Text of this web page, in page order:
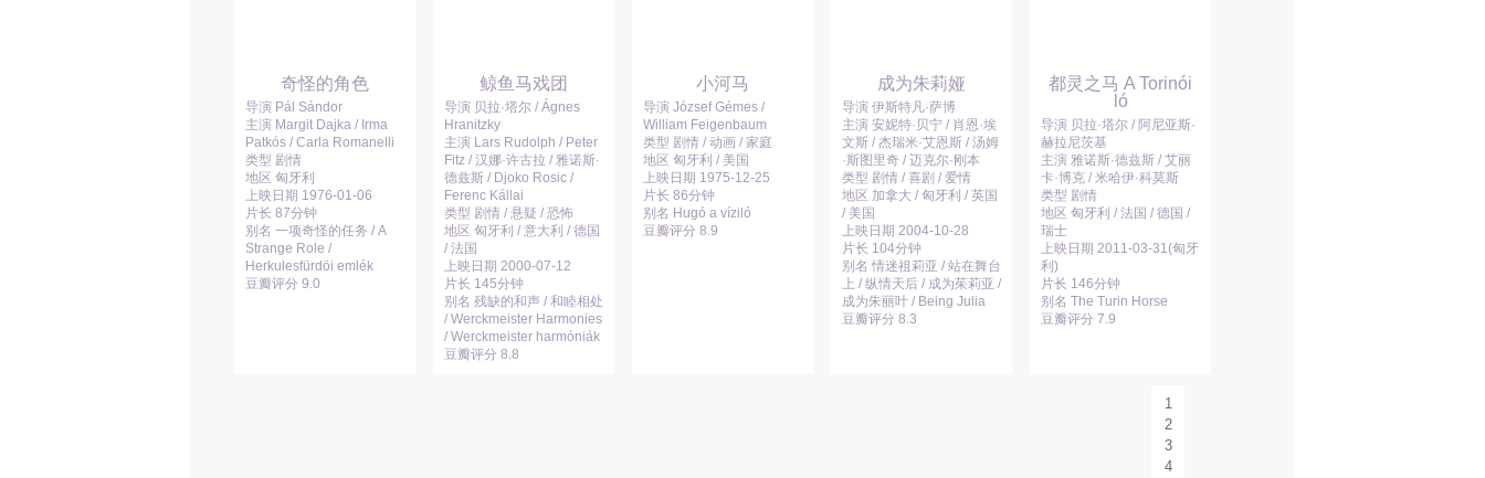
奇怪的角色
导演 Pál Sándor
主演 Margit Dajka / Irma
Patkós / Carla Romanelli
类型 剧情
地区 匈牙利
上映日期 1976-01-06
片长 87分钟
别名 一项奇怪的任务 / A
Strange Role /
Herkulesfürdöi emlék
豆瓣评分 9.0
鲸鱼马戏团
导演 贝拉·塔尔 / Ágnes
Hranitzky
主演 Lars Rudolph / Peter
Fitz / 汉娜·许古拉 / 雅诺斯·
德兹斯 / Djoko Rosic /
Ferenc Kállai
类型 剧情 / 悬疑 / 恐怖
地区 匈牙利 / 意大利 / 德国
/ 法国
上映日期 2000-07-12
片长 145分钟
别名 残缺的和声 / 和睦相处
/ Werckmeister Harmonies
/ Werckmeister harmóniák
豆瓣评分 8.8
小河马
导演 József Gémes /
William Feigenbaum
类型 剧情 / 动画 / 家庭
地区 匈牙利 / 美国
上映日期 1975-12-25
片长 86分钟
别名 Hugó a víziló
豆瓣评分 8.9
成为朱莉娅
导演 伊斯特凡·萨博
主演 安妮特·贝宁 / 肖恩·埃
文斯 / 杰瑞米·艾恩斯 / 汤姆
·斯图里奇 / 迈克尔·刚本
类型 剧情 / 喜剧 / 爱情
地区 加拿大 / 匈牙利 / 英国
/ 美国
上映日期 2004-10-28
片长 104分钟
别名 情迷祖莉亚 / 站在舞台
上 / 纵情天后 / 成为茱莉亚 /
成为朱丽叶 / Being Julia
豆瓣评分 8.3
都灵之马 A Torinói
ló
导演 贝拉·塔尔 / 阿尼亚斯·
赫拉尼茨基
主演 雅诺斯·德兹斯 / 艾丽
卡·博克 / 米哈伊·科莫斯
类型 剧情
地区 匈牙利 / 法国 / 德国 /
瑞士
上映日期 2011-03-31(匈牙
利)
片长 146分钟
别名 The Turin Horse
豆瓣评分 7.9
1
2
3
4